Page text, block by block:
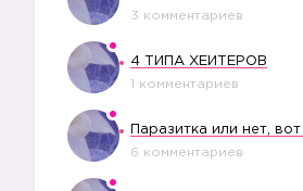
3 комментариев
4 ТИПА ХЕЙТЕРОВ
1 комментариев
6 комментариев